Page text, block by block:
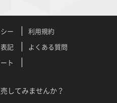
ー
利用規約
記
よくある質問
ト
してみませんか？